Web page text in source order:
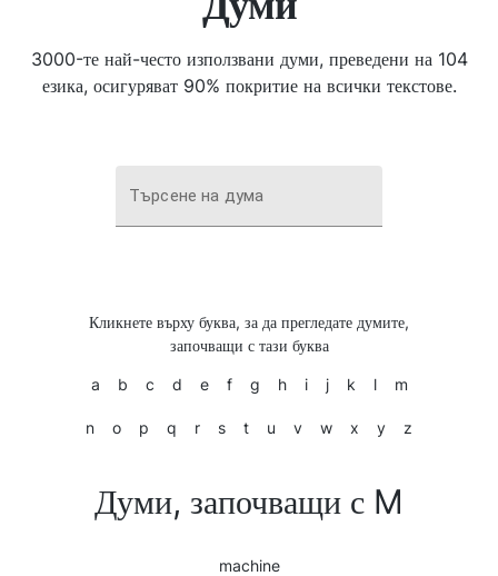
3000-те най-често използвани думи, преведени на 104
езика, осигуряват 90% покритие на всички текстове.
Търсене на дума
Кликнете върху буква, за да прегледате думите,
започващи с тази буква
a b c d e f g h i j k l m
n o p q r s t u v w x y z
Думи, започващи с M
machine